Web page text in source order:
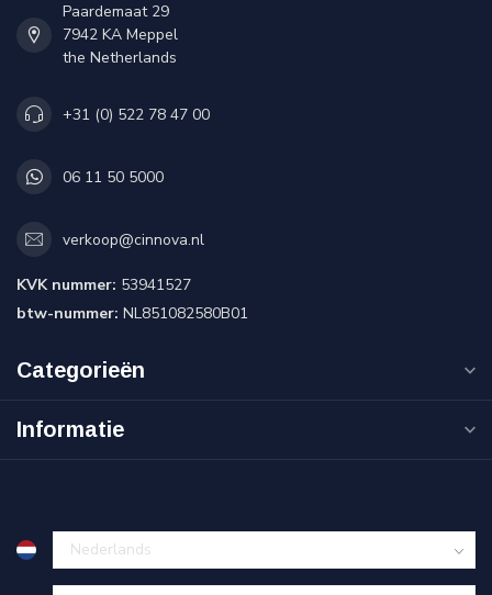
Paardemaat 29
7942 KA Meppel
the Netherlands
+31 (0) 522 78 47 00
06 11 50 5000
verkoop@cinnova.nl
KVK nummer: 53941527
btw-nummer: NL851082580B01
Categorieën
Informatie